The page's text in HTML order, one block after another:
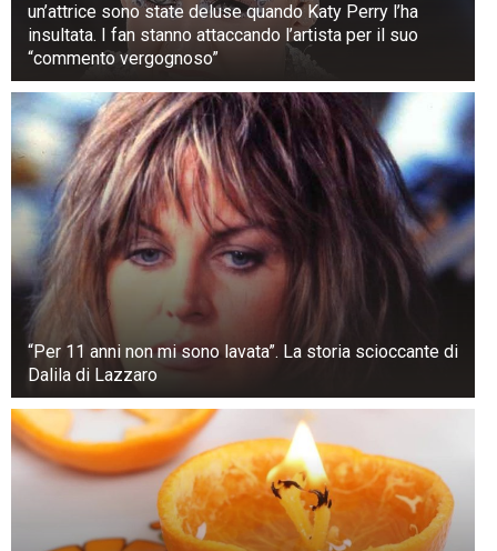
un’attrice sono state deluse quando Katy Perry l’ha
insultata. I fan stanno attaccando l’artista per il suo
“commento vergognoso”
“Per 11 anni non mi sono lavata”. La storia scioccante di
Dalila di Lazzaro